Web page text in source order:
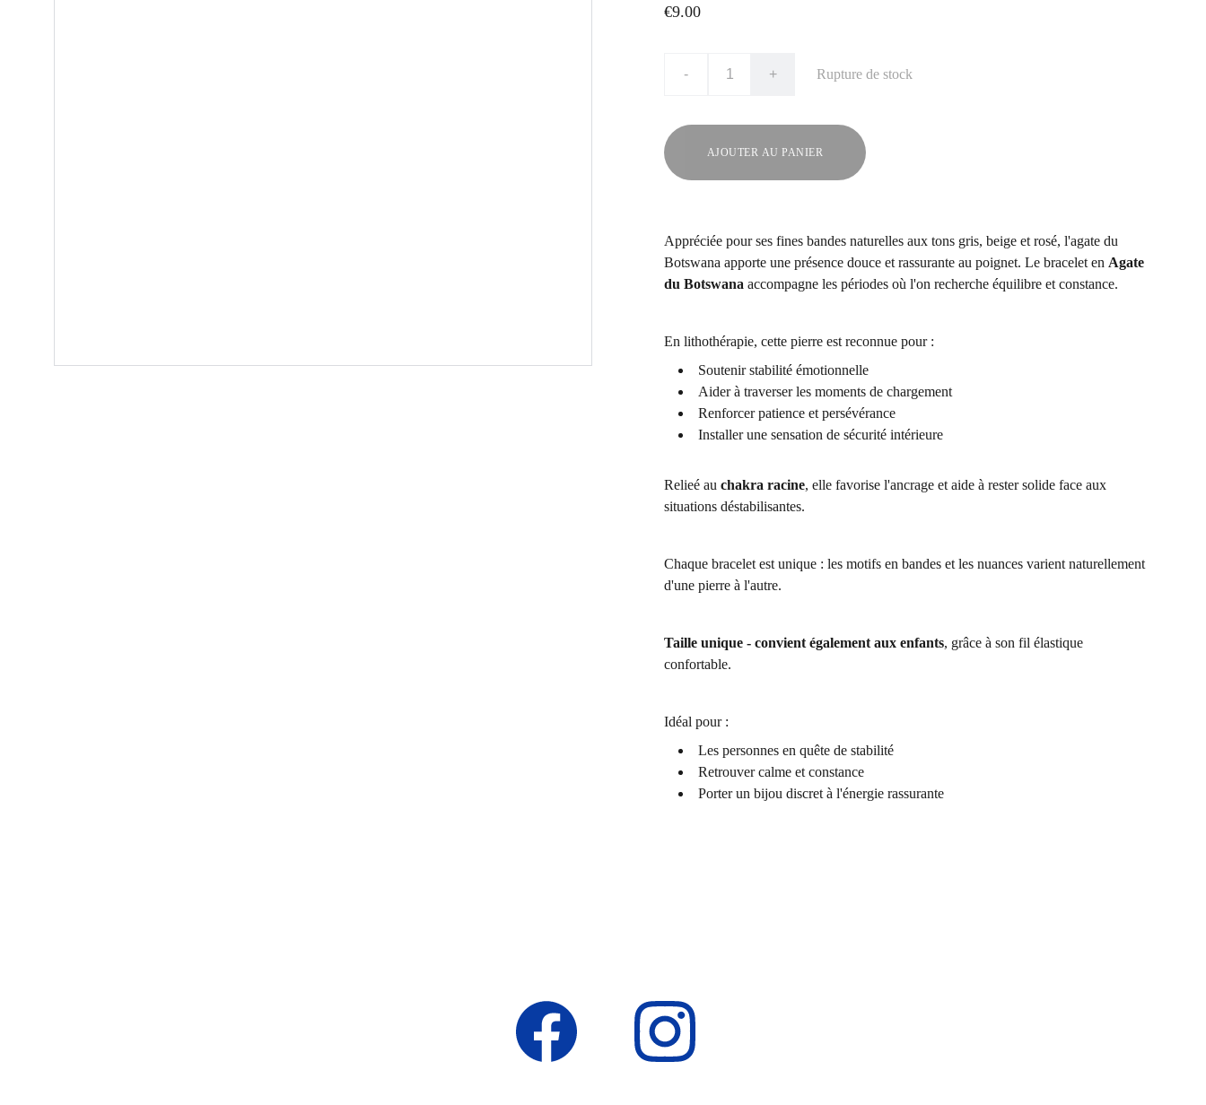
€9.00
- + Rupture de stock
AJOUTER AU PANIER
Appréciée pour ses fines bandes naturelles aux tons gris, beige et rosé, l'agate du
Botswana apporte une présence douce et rassurante au poignet. Le bracelet en Agate
du Botswana accompagne les périodes où l'on recherche équilibre et constance.
En lithothérapie, cette pierre est reconnue pour :
Soutenir stabilité émotionnelle
Aider à traverser les moments de chargement
Renforcer patience et persévérance
Installer une sensation de sécurité intérieure
Relieé au chakra racine, elle favorise l'ancrage et aide à rester solide face aux
situations déstabilisantes.
Chaque bracelet est unique : les motifs en bandes et les nuances varient naturellement
d'une pierre à l'autre.
Taille unique - convient également aux enfants, grâce à son fil élastique
confortable.
Idéal pour :
Les personnes en quête de stabilité
Retrouver calme et constance
Porter un bijou discret à l'énergie rassurante